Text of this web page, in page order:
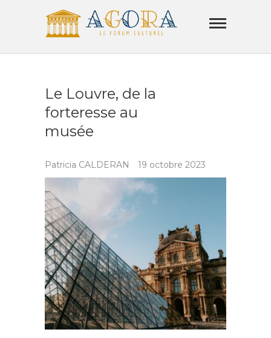
Agora
LE FORUM CULTUREL
Le Louvre, de la
forteresse au
musée
Patricia CALDERAN 19 octobre 2023